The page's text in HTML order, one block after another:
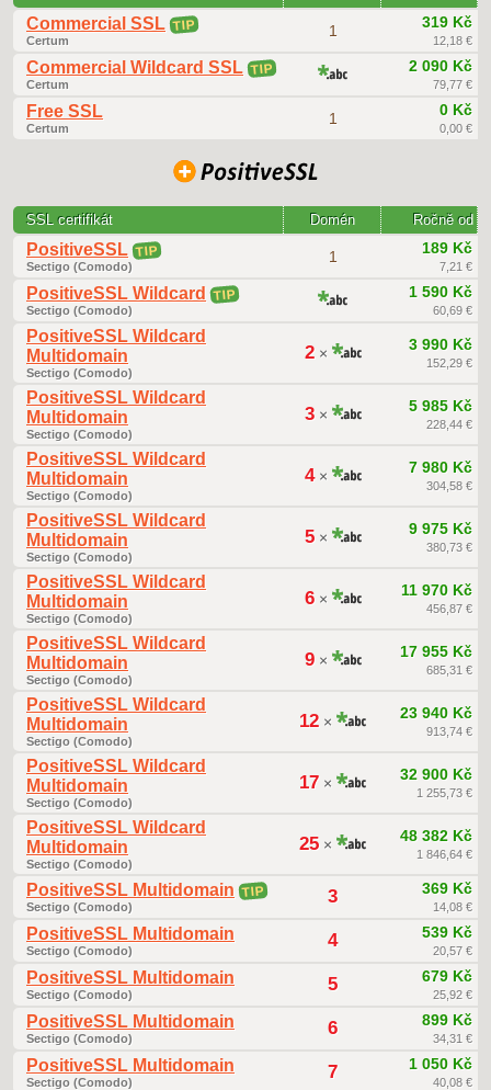
Commercial SSL TIP
Certum
1 319 Kč
12,18 €
Commercial Wildcard SSL TIP
Certum
2 090 Kč
79,77 €
Free SSL
Certum
1 0 Kč
0,00 €
SSL certifikát Domén Ročně od
PositiveSSL TIP
Sectigo (Comodo)
1 189 Kč
7,21 €
PositiveSSL Wildcard TIP
Sectigo (Comodo)
1 590 Kč
60,69 €
PositiveSSL Wildcard
Multidomain
Sectigo (Comodo)
2× 3 990 Kč
152,29 €
PositiveSSL Wildcard
Multidomain
Sectigo (Comodo)
3× 5 985 Kč
228,44 €
PositiveSSL Wildcard
Multidomain
Sectigo (Comodo)
4× 7 980 Kč
304,58 €
PositiveSSL Wildcard
Multidomain
Sectigo (Comodo)
5× 9 975 Kč
380,73 €
PositiveSSL Wildcard
Multidomain
Sectigo (Comodo)
6× 11 970 Kč
456,87 €
PositiveSSL Wildcard
Multidomain
Sectigo (Comodo)
9× 17 955 Kč
685,31 €
PositiveSSL Wildcard
Multidomain
Sectigo (Comodo)
12 × 23 940 Kč
913,74 €
PositiveSSL Wildcard
Multidomain
Sectigo (Comodo)
17 × 32 900 Kč
1 255,73 €
PositiveSSL Wildcard
Multidomain
Sectigo (Comodo)
25 × 48 382 Kč
1 846,64 €
PositiveSSL Multidomain TIP
Sectigo (Comodo) 3 369 Kč
14,08 €
PositiveSSL Multidomain
Sectigo (Comodo) 4 539 Kč
20,57 €
PositiveSSL Multidomain
Sectigo (Comodo) 5 679 Kč
25,92 €
PositiveSSL Multidomain
Sectigo (Comodo) 6 899 Kč
34,31 €
PositiveSSL Multidomain
Sectigo (Comodo) 7 1 050 Kč
40,08 €